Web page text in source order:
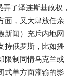
了泽连斯基政权，
面，又大肆放任亲
新闻）充斥内地网
持俄罗斯，比如播
限制同情乌克兰或
式单方面灌输的影